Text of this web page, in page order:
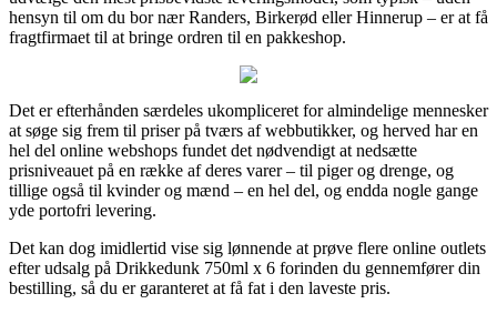
hensyn til om du bor nær Randers, Birkerød eller Hinnerup – er at få
fragtfirmaet til at bringe ordren til en pakkeshop.
Det er efterhånden særdeles ukompliceret for almindelige mennesker
at søge sig frem til priser på tværs af webbutikker, og herved har en
hel del online webshops fundet det nødvendigt at nedsætte
prisniveauet på en række af deres varer – til piger og drenge, og
tillige også til kvinder og mænd – en hel del, og endda nogle gange
yde portofri levering.
Det kan dog imidlertid vise sig lønnende at prøve flere online outlets
efter udsalg på Drikkedunk 750ml x 6 forinden du gennemfører din
bestilling, så du er garanteret at få fat i den laveste pris.